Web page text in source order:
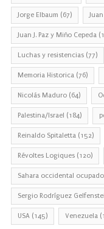
Jorge Elbaum (67)
Juan J. Paz y Miño Cepeda
Luchas y resistencias (77)
Memoria Historica (76)
Nicolás Maduro (64)
Palestina/Israel (184)
Reinaldo Spitaletta (152)
Révoltes Logiques (120)
Sahara occidental ocupado
Sergio Rodríguez
USA (145) Venezuela